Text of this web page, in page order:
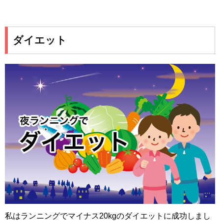
ダイエット
私はランニングでマイナス20kgのダイエットに成功しまし